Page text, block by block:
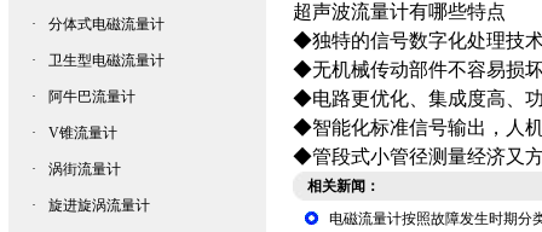
· 分体式电磁流量计
· 卫生型电磁流量计
· 阿牛巴流量计
· V锥流量计
· 涡街流量计
· 旋进旋涡流量计
超声波流量计有哪些特点
◆独特的信号数字化处理技
◆无机械传动部件不容易损
◆电路更优化、集成度高、
◆智能化标准信号输出，人
◆管段式小管径测量经济又
相关新闻：
电磁流量计按照故障发生时期分